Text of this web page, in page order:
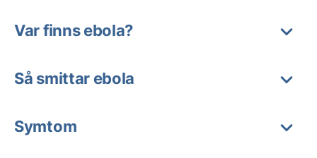
Var finns ebola?
Så smittar ebola
Symtom